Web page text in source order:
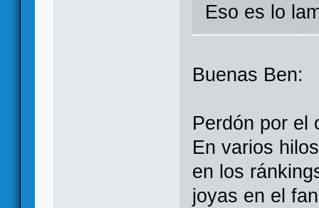
Eso es lo
Buenas Ben:
Perdón por el
En varios
en los
joyas en el